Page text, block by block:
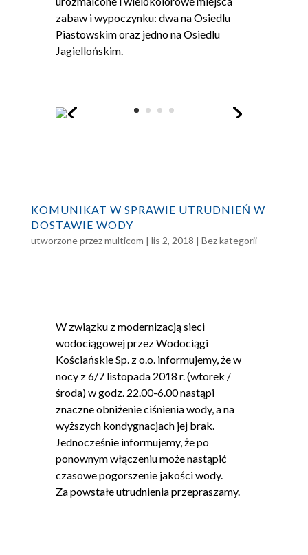
zabaw i wypoczynku: dwa na Osiedlu
Piastowskim oraz jedno na Osiedlu
Jagiellońskim.
KOMUNIKAT W SPRAWIE UTRUDNIEŃ W
DOSTAWIE WODY
utworzone przezmulticom | lis 2, 2018 | Bez kategorii
W związku z modernizacją sieci
wodociągowej przez Wodociągi
Kościańskie Sp. z o.o. informujemy, że w
nocy z 6/7 listopada 2018 r. (wtorek /
środa) w godz. 22.00-6.00 nastąpi
znaczne obniżenie ciśnienia wody, a na
wyższych kondygnacjach jej brak.
Jednocześnie informujemy, że po
ponownym włączeniu może nastąpić
czasowe pogorszenie jakości wody.
Za powstałe utrudnienia przepraszamy.